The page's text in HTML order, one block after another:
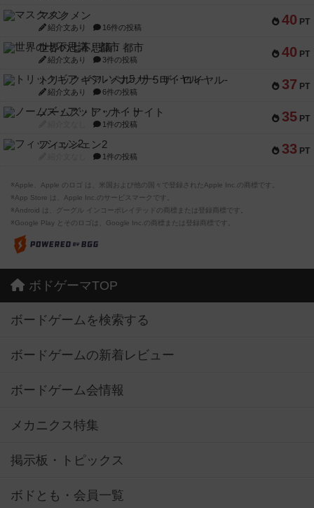
40 PT
マスクメン
紹介文あり 16件の投稿
40 PT
世界の七不思議：都市
紹介文あり 3件の投稿
37 PT
トリックギア - ペルソナ5 ザ・ロイヤル-
紹介文あり 6件の投稿
35 PT
ノームズ・アット・ナイト
1件の投稿
33 PT
フィッシェン2
1件の投稿
※Apple、Apple のロゴ は、米国および他の国々で登録されたApple Inc.の商標です。
※App Store は、Apple Inc.のサービスマークです。
※Android は、グーグル インコーポレイテッドの商標または登録商標です。
※Google Play とそのロゴは、Google Inc.の商標または登録商標です。
ボドゲーマTOP
ボードゲームを検索する
ボードゲームの新着レビュー
ボードゲーム会情報
メカニクス特集
掲示板・トピックス
ボドとも・会員一覧